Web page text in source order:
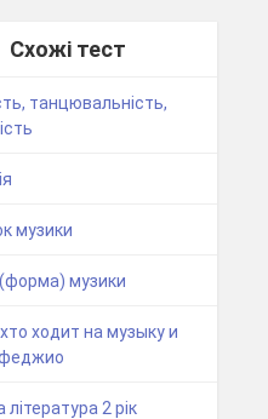
Схожі тест
танцювальність,
музики
музики
ходит на музыку и
література 2 рік